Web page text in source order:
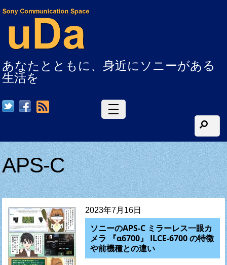
あなたとともに、身近にソニーがある
生活を
APS-C
2023年7月16日
ソニーのAPS-C ミラーレス一眼カ
メラ 『α6700』 ILCE-6700 の特徴
や前機種との違い